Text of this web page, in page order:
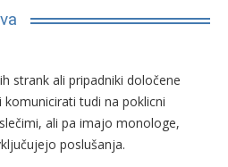
strank ali pripadniki določene
tudi na poklicni
ali pa imajo monologe,
poslušanja.